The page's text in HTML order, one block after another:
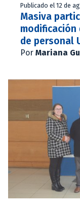
Publicado el 12 de
Masiva
de personal
Por Mariana